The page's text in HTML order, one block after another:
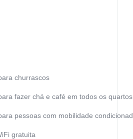
churrascos
fazer chá e café em todos os quartos
pessoas com mobilidade
gratuita